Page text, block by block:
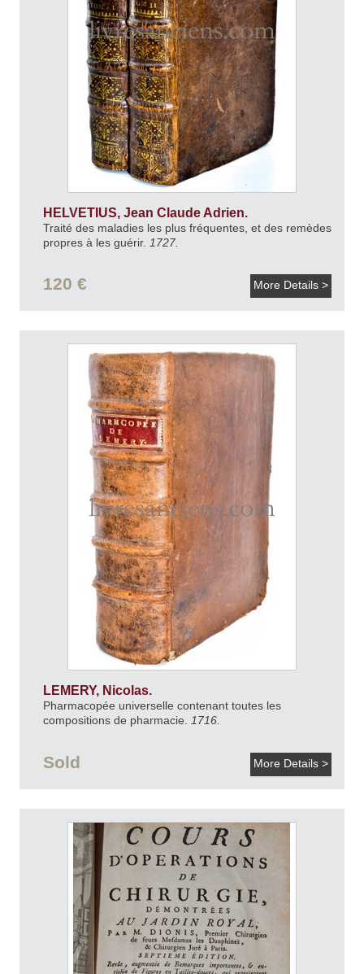
HELVETIUS, Jean Claude Adrien.
Traité des maladies les plus fréquentes, et des remèdes
propres à les guérir. 1727.
120 € More Details >
LEMERY, Nicolas.
Pharmacopée universelle contenant toutes les
compositions de pharmacie.
1716.
Sold More Details >